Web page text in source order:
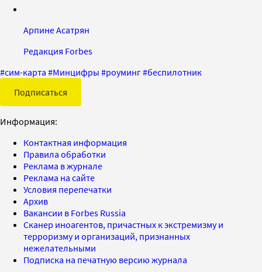
Арпине Асатрян
Редакция Forbes
#сим-карта #Минцифры #роуминг#беспилотник
Подписаться
Информация:
Контактная информация
Правила обработки
Реклама в журнале
Реклама на сайте
Условия перепечатки
Архив
Вакансии в Forbes Russia
Сканер иноагентов, причастных к экстремизму и
терроризму и организаций, признанных
нежелательными
Подписка на печатную версию журнала